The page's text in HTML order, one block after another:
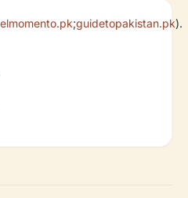
elmomento.pk;guidetopakistan.pk).